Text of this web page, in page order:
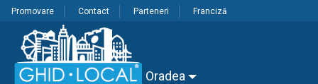
Promovare Contact Parteneri Franciză
Oradea